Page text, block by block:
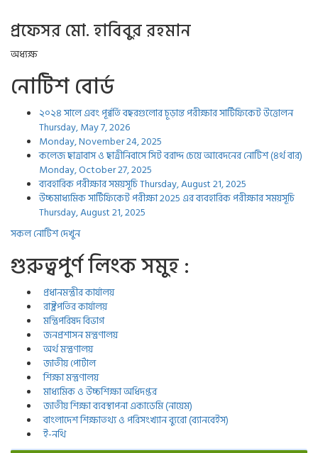
প্রফেসর মো. হাবিবুর রহমান
অধ্যক্ষ
নোটিশ বোর্ড
২০২৪ সালে এবং পূর্ব্বর্তি বছরগুলোর চূড়ান্ত পরীক্ষার সার্টিফিকেট উত্তোলন
Thursday, May 7, 2026
Monday, November 24, 2025
কলেজ ছাত্রাবাস ও ছাত্রীনিবাসে সিট বরাদ্দ চেয়ে আবেদনের নোটিশ (৪র্থ বার)
Monday, October 27, 2025
ব্যবহারিক পরীক্ষার সময়সূচিThursday, August 21, 2025
উচ্চমাধ্যমিক সার্টিফিকেট পরীক্ষা 2025 এর ব্যবহারিক পরীক্ষার সময়সূচি
Thursday, August 21, 2025
সকল নোটিশ দেখুন
গুরুত্বপুর্ণ লিংক সমুহ :
প্রধানমন্ত্রীর কার্যালয়
রাষ্ট্রপতির কার্যালয়
মন্ত্রিপরিষদ বিভাগ
জনপ্রশাসন মন্ত্রণালয়
অর্থ মন্ত্রণালয়
জাতীয় পোর্টাল
শিক্ষা মন্ত্রণালয়
মাধ্যমিক ও উচ্চশিক্ষা অধিদপ্তর
জাতীয় শিক্ষা ব্যবস্থাপনা একাডেমি (নায়েম)
বাংলাদেশ শিক্ষাতথ্য ও পরিসংখ্যান ব্যুরো (ব্যানবেইস)
ই-নথি